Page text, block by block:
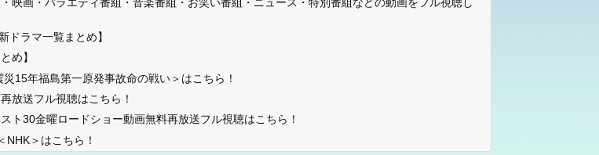
新ドラマ一覧まとめ】
め】
15年福島第一原発事故命の戦い＞はこちら！
放送フル視聴はこちら！
ト30金曜ロードショー動画無料再放送フル視聴はこちら！
NHK＞はこちら！